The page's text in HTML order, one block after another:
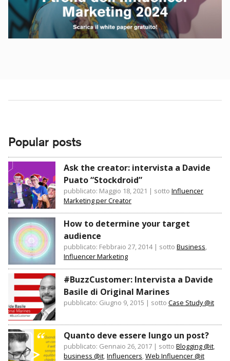
Popular posts
Ask the creator: intervista a Davide
Puato “Stockdroid”
pubblicato: Maggio 18, 2021 | sotto Influencer
Marketing per Creator
How to determine your target
audience
pubblicato: Febbraio 27, 2014| sotto Business,
Influencer Marketing
#BuzzCustomer: Intervista a Davide
Basile di Original Marines
pubblicato: Giugno 9, 2015 | sotto Case Study @it
Quanto deve essere lungo un post?
pubblicato: Gennaio 26, 2017 | sotto Blogging @it,
business @it,Influencers,Web Influencer @it